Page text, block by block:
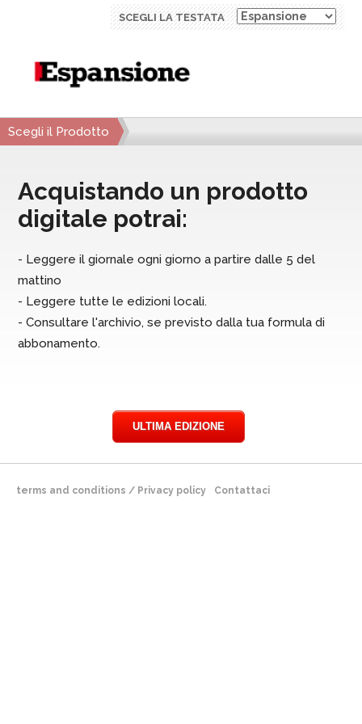
SCEGLI LA TESTATA
Scegli il Prodotto
Acquistando un prodotto
digitale potrai:
- Leggere il giornale ogni giorno a partire dalle 5 del
mattino
- Leggere tutte le edizioni locali.
- Consultare l'archivio, se previsto dalla tua formula di
abbonamento.
ULTIMA EDIZIONE
terms and conditions / Privacy policy Contattaci